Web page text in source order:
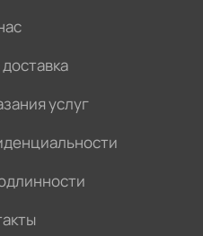
услуг